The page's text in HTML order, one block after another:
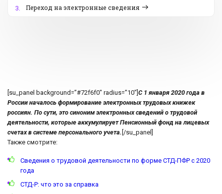
3.
Переход на электронные сведения
[su_panel background=”#72f6f0″ radius=”10″] С 1 января 2020 года в
России началось формирование электронных трудовых книжек
россиян. По сути, это синоним электронных сведений о трудовой
деятельности, которые аккумулирует Пенсионный фонд на лицевых
счетах в системе персонального учета. [/su_panel]
Также смотрите:
Сведения о трудовой деятельности по форме СТД-ПФР с 2020
года
СТД-Р: что это за справка